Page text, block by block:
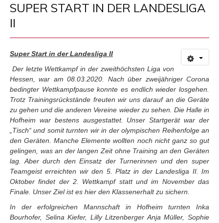
SUPER START IN DER LANDESLIGA
II
Super Start in der Landesliga II
Der letzte Wettkampf in der zweithöchsten Liga von
Hessen, war am 08.03.2020. Nach über zweijähriger Corona
bedingter Wettkampfpause konnte es endlich wieder losgehen.
Trotz Trainingsrückstände freuten wir uns darauf an die Geräte
zu gehen und die anderen Vereine wieder zu sehen. Die Halle in
Hofheim war bestens ausgestattet. Unser Startgerät war der
„Tisch“ und somit turnten wir in der olympischen Reihenfolge an
den Geräten. Manche Elemente wollten noch nicht ganz so gut
gelingen, was an der langen Zeit ohne Training an den Geräten
lag. Aber durch den Einsatz der Turnerinnen und den super
Teamgeist erreichten wir den 5. Platz in der Landesliga II. Im
Oktober findet der 2. Wettkampf statt und im November das
Finale. Unser Ziel ist es hier den Klassenerhalt zu sichern.
In der erfolgreichen Mannschaft in Hofheim turnten Inka
Bourhofer, Selina Kiefer, Lilly Litzenberger Anja Müller, Sophie